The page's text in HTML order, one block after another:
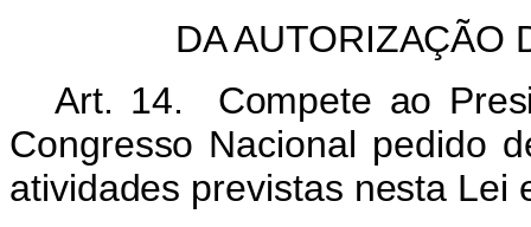
DA AUTORIZAÇÃO
Art. 14. Compete ao
Congresso Nacional pedido
atividades previstas nesta Lei